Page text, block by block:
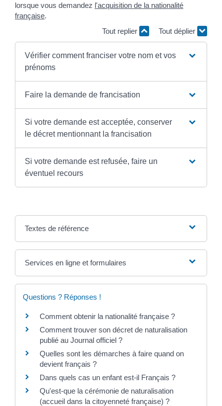
lorsque vous demandez l'acquisition de la nationalité
française.
Tout replier
Tout déplier
Vérifier comment franciser votre nom et vos
prénoms
Faire la demande de francisation
Si votre demande est acceptée, conserver
le décret mentionnant la francisation
Si votre demande est refusée, faire un
éventuel recours
Textes de référence
Services en ligne et formulaires
Questions ? Réponses !
Comment obtenir la nationalité française ?
Comment trouver son décret de naturalisation
publié au Journal officiel ?
Quelles sont les démarches à faire quand on
devient français ?
Dans quels cas un enfant est-il Français ?
Qu'est-que la cérémonie de naturalisation
(accueil dans la citoyenneté française) ?